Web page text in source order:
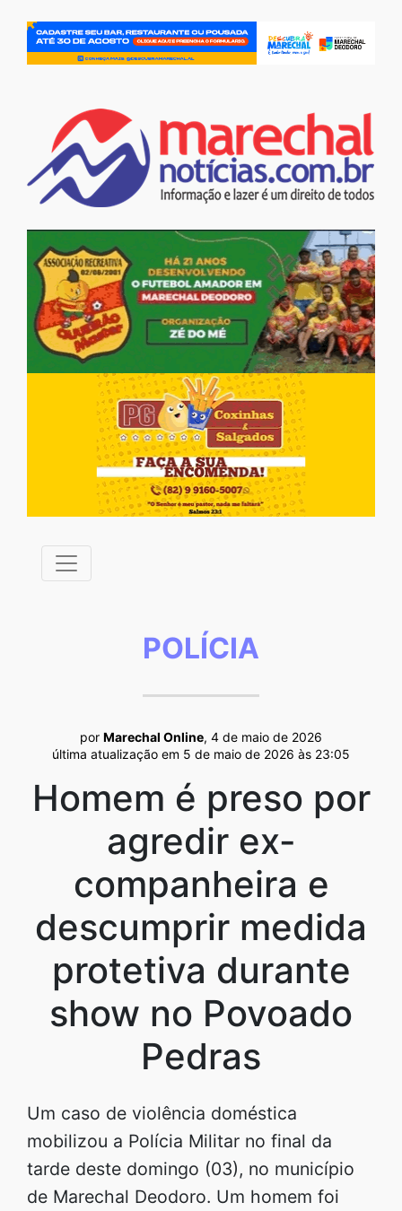
POLÍCIA
por Marechal Online, 4 de maio de 2026
última atualização em 5 de maio de 2026 às 23:05
Homem é preso por
agredir ex-
companheira e
descumprir medida
protetiva durante
show no Povoado
Pedras
Um caso de violência doméstica
mobilizou a Polícia Militar no final da
tarde deste domingo (03), no município
de Marechal Deodoro. Um homem foi